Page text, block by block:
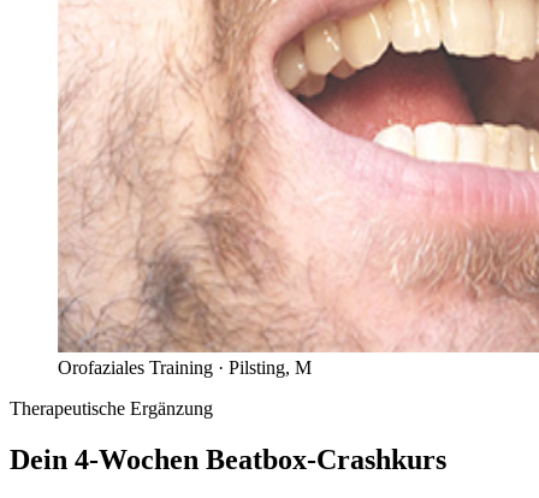
Orofaziales Training · Pilsting, M
Therapeutische Ergänzung
Dein 4-Wochen Beatbox-Crashkurs